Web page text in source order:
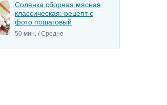
Солянка сборная мясная
классическая: рецепт с
фото пошаговый
50 мин. / Средне